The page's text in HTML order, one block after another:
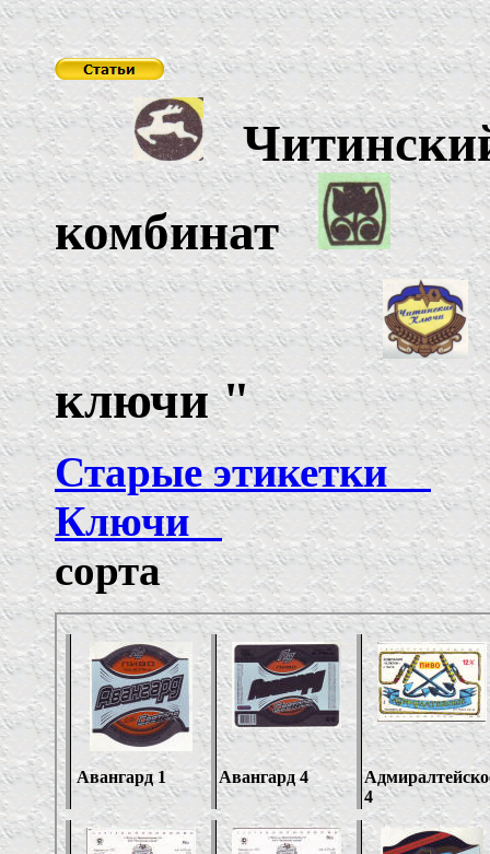
комбинат
ключи"
Старые этикетки
Ключи